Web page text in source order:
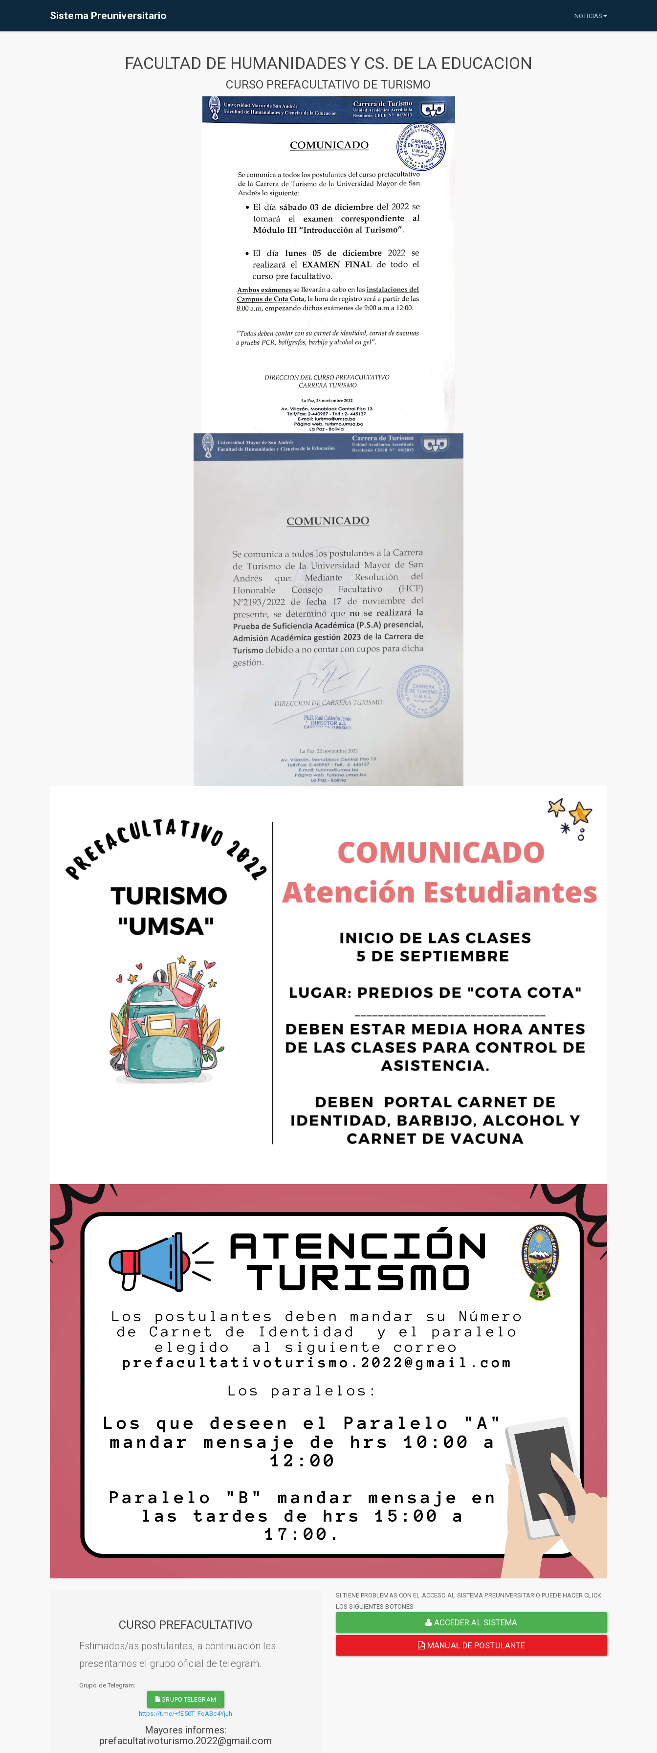
Sistema Preuniversitario NOTICIAS
FACULTAD DE HUMANIDADES Y CS. DE LA EDUCACION
CURSO PREFACULTATIVO DE TURISMO
CURSO PREFACULTATIVO
Estimados/as postulantes, a continuación les
presentamos el grupo oficial de telegram.
Grupo de Telegram:
GRUPO TELEGRAM
https://t.me/+fE50T_FoABc4YjJh
Mayores informes:
prefacultativoturismo.2022@gmail.com
SI TIENE PROBLEMAS CON EL ACCESO AL SISTEMA PREUNIVERSITARIO PUEDE HACER CLICK
LOS SIGUIENTES BOTONES
ACCEDER AL SISTEMA
MANUAL DE POSTULANTE